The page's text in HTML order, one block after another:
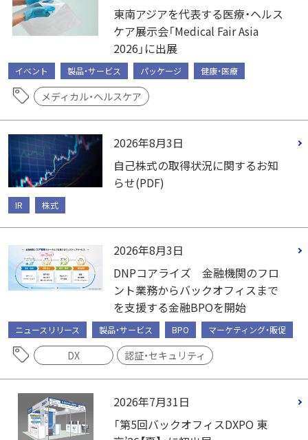
東南アジアを代表する医療・ヘルス
ケア展示会「Medical Fair Asia
2026」に出展
イベント 製品・サービス パッケージ 健康・医療
メディカル・ヘルスケア
2026年8月3日
自己株式の取得状況に関するお知
らせ(PDF)
IR 株式
2026年8月3日
DNPコアライズ 金融機関のフロ
ント業務からバックオフィスまで
を支援する金融BPOを開始
ニュースリリース 製品・サービス BPO マーケティング・販促
DX 認証・セキュリティ
2026年7月31日
「第5回バックオフィスDXPO 東